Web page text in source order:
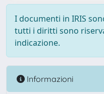
I documenti in IRIS
tutti i diritti sono
indicazione.
Informazioni